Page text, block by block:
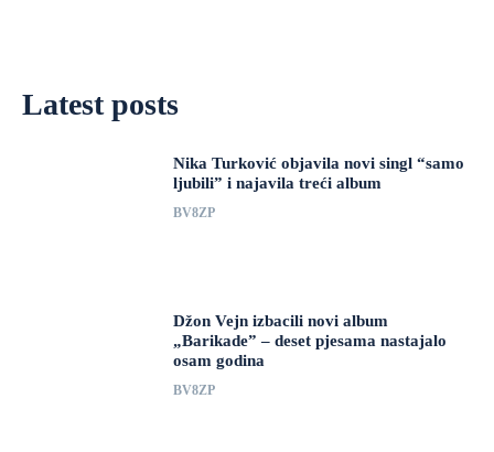
Latest posts
Nika Turković objavila novi singl “samo
ljubili” i najavila treći album
BV8ZP
Džon Vejn izbacili novi album
„Barikade” – deset pjesama nastajalo
osam godina
BV8ZP